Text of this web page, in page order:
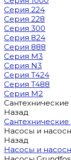
Серия 224
Серия 228
Серия 300
Серия 824
Серия 888
Серия M3
Серия N3
Серия T424
Серия T488
Серия М2
Назад
Насосы и
Назад
Насосы и